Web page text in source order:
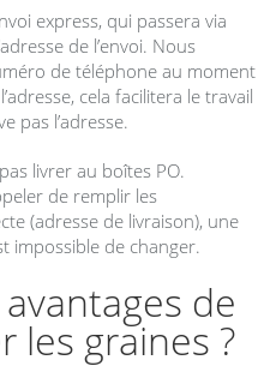
express, qui passera via
de l’envoi. Nous
de téléphone au moment
cela facilitera le travail
pas l’adresse.
livrer au boîtes PO.
de remplir les
(adresse de livraison), une
impossible de changer.
de
les graines ?